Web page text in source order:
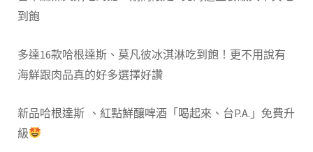
到飽
多達16款哈根達斯、莫凡彼冰淇淋吃到飽！更不用說有
海鮮跟肉品真的好多選擇好讚
新品哈根達斯 、紅點鮮釀啤酒「喝起來、台P.A. 」免費升
級